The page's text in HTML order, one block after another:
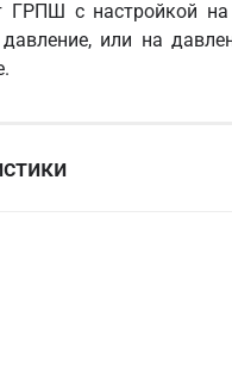
ГРПШ с настройкой
или на